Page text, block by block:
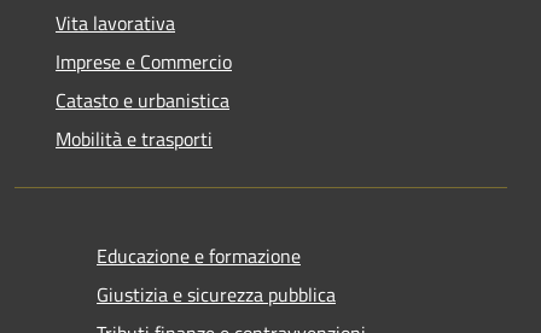
Vita lavorativa
Imprese e Commercio
Catasto e urbanistica
Mobilità e trasporti
Educazione e formazione
Giustizia e sicurezza pubblica